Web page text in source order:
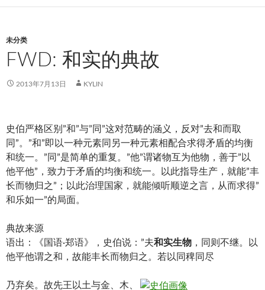
未分类
FWD: 和实的典故
2013年7月13日 KYLIN
史伯严格区别”和”与”同”这对范畴的涵义，反对”去和而取
同”。”和”即以一种元素同另一种元素相配合求得矛盾的均衡
和统一。”同”是简单的重复。”他”谓诸物互为他物，善于”以
他平他”，致力于矛盾的均衡和统一。以此指导生产，就能”丰
长而物归之”；以此治理国家，就能倾听顺逆之言，从而求得”
和乐如一”的局面。
典故来源
语出：《国语·郑语》，史伯说：”夫和实生物 ，同则不继。以
他平他谓之和，故能丰长而物归之。若以同稗同尽
乃弃矣。故先王以土与金、木、